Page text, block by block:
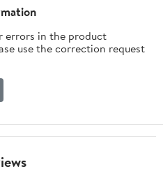
errors in the product
use the correction request